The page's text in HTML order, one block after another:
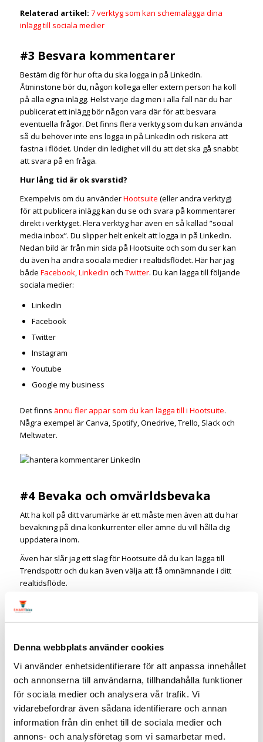
Denna webbplats använder cookies
Vi använder enhetsidentifierare för att anpassa innehållet
och annonserna till användarna, tillhandahålla funktioner
för sociala medier och analysera vår trafik. Vi
vidarebefordrar även sådana identifierare och annan
information från din enhet till de sociala medier och
annons- och analysföretag som vi samarbetar med.
Relaterad artikel: 7 verktyg som kan schemalägga dina
inlägg till sociala medier
#3 Besvara kommentarer
Bestäm dig för hur ofta du ska logga in på LinkedIn.
Åtminstone bör du, någon kollega eller extern person ha koll
på alla egna inlägg. Helst varje dag men i alla fall när du har
publicerat ett inlägg bör någon vara där för att besvara
eventuella frågor. Det finns flera verktyg som du kan använda
så du behöver inte ens logga in på LinkedIn och riskera att
fastna i flödet. Under din ledighet vill du att det ska gå snabbt
att svara på en fråga.
Hur lång tid är ok svarstid?
Exempelvis om du använderHootsuite (eller andra verktyg)
för att publicera inlägg kan du se och svara på kommentarer
direkt i verktyget. Flera verktyg har även en så kallad ”social
media inbox”. Du slipper helt enkelt att logga in på LinkedIn.
Nedan bild är från min sida på Hootsuite och som du ser kan
du även ha andra sociala medier i realtidsflödet. Här har jag
både Facebook,LinkedIn och Twitter. Du kan lägga till följande
sociala medier:
LinkedIn
Facebook
Twitter
Instagram
Youtube
Google my business
Det finns ännu fler appar som du kan lägga till i Hootsuite.
Några exempel är Canva, Spotify, Onedrive, Trello, Slack och
Meltwater.
#4 Bevaka och omvärldsbevaka
Att ha koll på ditt varumärke är ett måste men även att du har
bevakning på dina konkurrenter eller ämne du vill hålla dig
uppdatera inom.
Även här slår jag ett slag för Hootsuite då du kan lägga till
Trendspottr och du kan även välja att få omnämnande i ditt
realtidsflöde.
Mention
varumärke (ditt och konkurrenters) namn och annat som är
relevant för dig. En bevakning är gratis och du får en bra
#5 Gå igenom din plan för
kriskommunikation
Du kanske inte tror att du behöver ha en
kriskommunikationssplan för sociala medier – förrän du gör